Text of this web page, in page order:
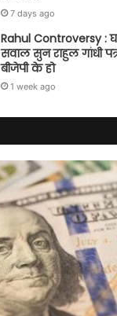
7 days ago
Rahul Controversy :
सवाल सुन राहुल गांधी
बीजेपी के हो
1 week ago